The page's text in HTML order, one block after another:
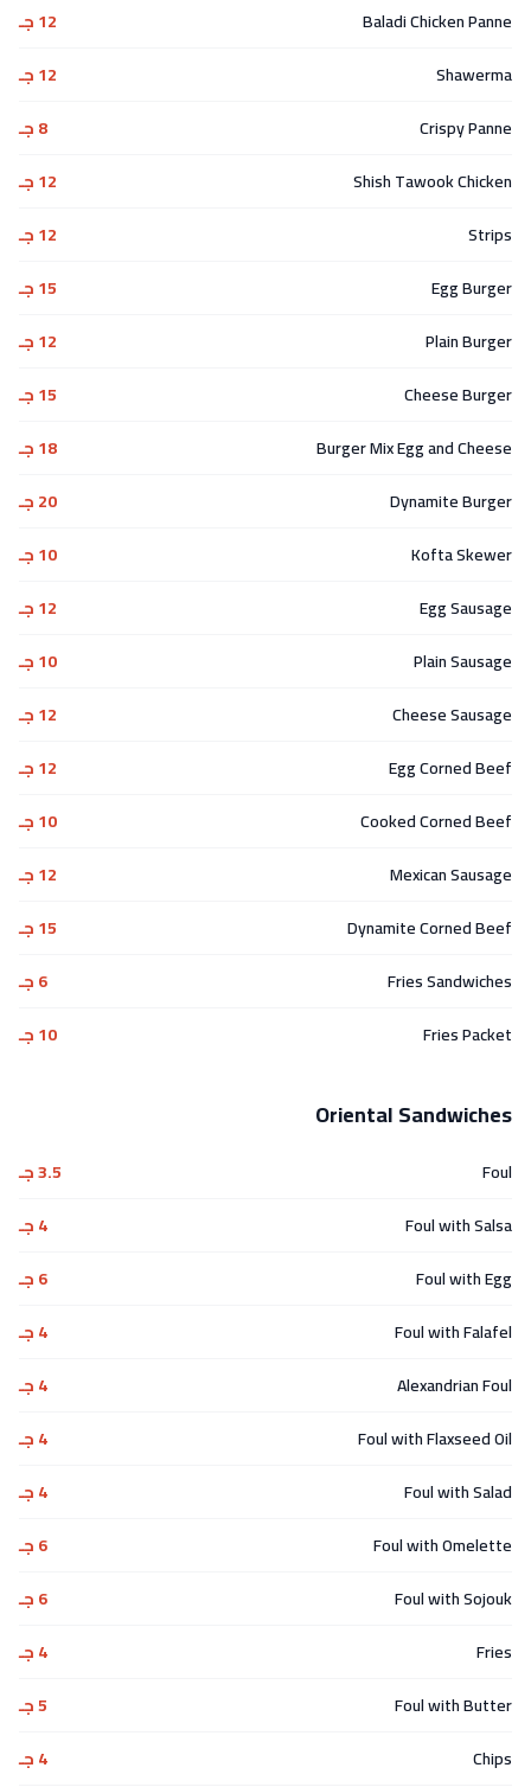
Baladi Chicken Panne
12 جـ
Shawerma
12 جـ
Crispy Panne
8 جـ
Shish Tawook Chicken
12 جـ
Strips
12 جـ
Egg Burger
15 جـ
Plain Burger
12 جـ
Cheese Burger
15 جـ
Burger Mix Egg and Cheese
18 جـ
Dynamite Burger
20 جـ
Kofta Skewer
10 جـ
Egg Sausage
12 جـ
Plain Sausage
10 جـ
Cheese Sausage
12 جـ
Egg Corned Beef
12 جـ
Cooked Corned Beef
10 جـ
Mexican Sausage
12 جـ
Dynamite Corned Beef
15 جـ
Fries Sandwiches
6 جـ
Fries Packet
10 جـ
Oriental Sandwiches
Foul
3.5 جـ
Foul with Salsa
4 جـ
Foul with Egg
6 جـ
Foul with Falafel
4 جـ
Alexandrian Foul
4 جـ
Foul with Flaxseed Oil
4 جـ
Foul with Salad
4 جـ
Foul with Omelette
6 جـ
Foul with Sojouk
6 جـ
Fries
4 جـ
Foul with Butter
5 جـ
Chips
4 جـ